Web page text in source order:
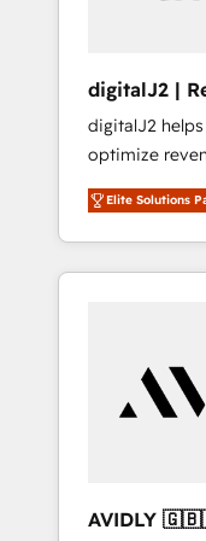
digitalJ2 |
digitalJ2
optimize
scalable,
accredited
specialize in
and hands-on
Services -
Professional
Custom
Elite Solutions
AVIDLY